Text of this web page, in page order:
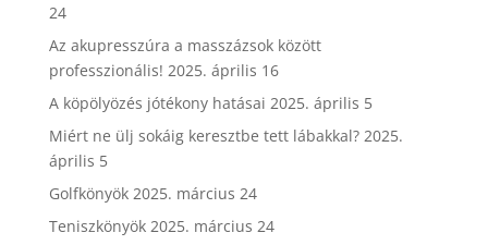
24
Az akupresszúra a masszázsok között
professzionális! 2025. április 16
A köpölyözés jótékony hatásai 2025. április 5
Miért ne ülj sokáig keresztbe tett lábakkal? 2025.
április 5
Golfkönyök 2025. március 24
Teniszkönyök 2025. március 24